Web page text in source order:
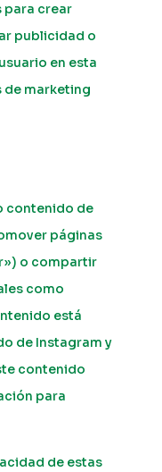
para crear
publicidad o
en esta
de marketing
contenido de
páginas
o compartir
como
está
de Instagram y
contenido
para
de estas